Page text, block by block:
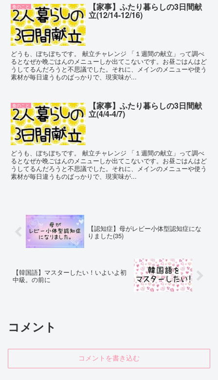
食のこと 【家事】ふたり暮らしの3日間献
立(12/14-12/16)
どうも、ぼちぼちです。 献立チャレンジ 「１週間の献立」って調べ
るとなぜか晩ごはんのメニューしか出てこないです。お昼ごはんはど
うしてるんだろうと不思議でした。それに、メインのメニューや使う
素材が毎日違うものばっかりで、現実味が...
食のこと 【家事】ふたり暮らしの3日間献
立(4/4-4/7)
どうも、ぼちぼちです。 献立チャレンジ 「１週間の献立」って調べ
るとなぜか晩ごはんのメニューしか出てこないです。お昼ごはんはど
うしてるんだろうと不思議でした。それに、メインのメニューや使う
素材が毎日違うものばっかりで、現実味が...
【認知症】母がレビー小体型認知症にな
りました(35)
【韓国語】マスターしたい！いよいよ初
中級。の前に
コメント
コメントを書き込む